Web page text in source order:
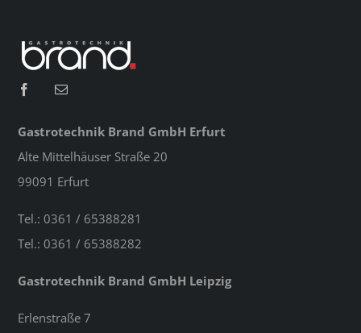
Gastrotechnik Brand GmbH Erfurt
Alte Mittelhäuser Straße 20
99091 Erfurt
Tel.: 0361 / 65388281
Tel.: 0361 / 65388282
Gastrotechnik Brand GmbH Leipzig
Erlenstraße 7